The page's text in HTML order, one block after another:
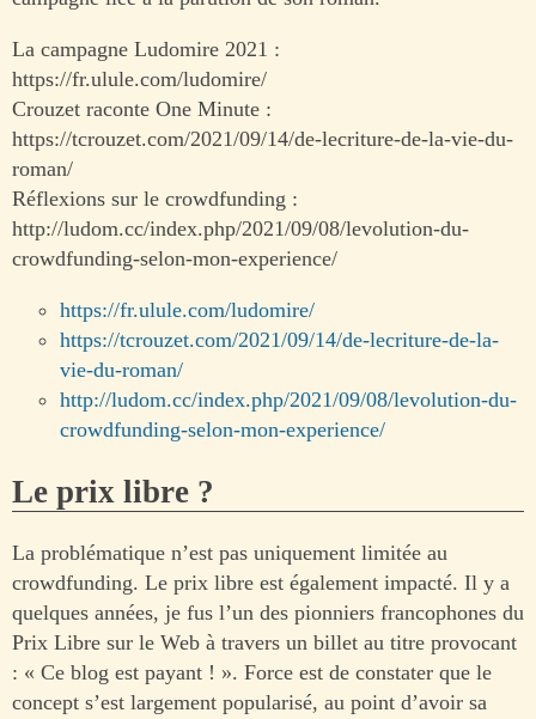
La campagne Ludomire 2021 :
https://fr.ulule.com/ludomire/
Crouzet raconte One Minute :
https://tcrouzet.com/2021/09/14/de-lecriture-de-la-vie-du-
roman/
Réflexions sur le crowdfunding :
http://ludom.cc/index.php/2021/09/08/levolution-du-
crowdfunding-selon-mon-experience/
https://fr.ulule.com/ludomire/
https://tcrouzet.com/2021/09/14/de-lecriture-de-la-
vie-du-roman/
http://ludom.cc/index.php/2021/09/08/levolution-du-
crowdfunding-selon-mon-experience/
Le prix libre ?
La problématique n’est pas uniquement limitée au
crowdfunding. Le prix libre est également impacté. Il y a
quelques années, je fus l’un des pionniers francophones du
Prix Libre sur le Web à travers un billet au titre provocant
: « Ce blog est payant ! ». Force est de constater que le
concept s’est largement popularisé, au point d’avoir sa